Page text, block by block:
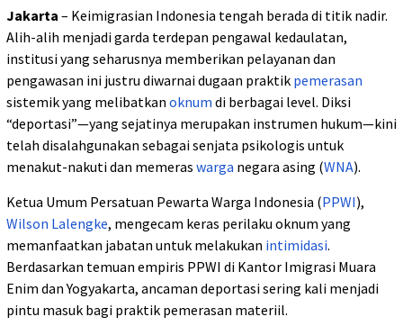
Jakarta – Keimigrasian Indonesia tengah berada di titik nadir.
Alih-alih menjadi garda terdepan pengawal kedaulatan,
institusi yang seharusnya memberikan pelayanan dan
pengawasan ini justru diwarnai dugaan praktik pemerasan
sistemik yang melibatkan oknum di berbagai level. Diksi
“deportasi”—yang sejatinya merupakan instrumen hukum—kini
telah disalahgunakan sebagai senjata psikologis untuk
menakut-nakuti dan memeras warga negara asing (WNA).
Ketua Umum Persatuan Pewarta Warga Indonesia (PPWI),
Wilson Lalengke, mengecam keras perilaku oknum yang
memanfaatkan jabatan untuk melakukan intimidasi.
Berdasarkan temuan empiris PPWI di Kantor Imigrasi Muara
Enim dan Yogyakarta, ancaman deportasi sering kali menjadi
pintu masuk bagi praktik pemerasan materiil.